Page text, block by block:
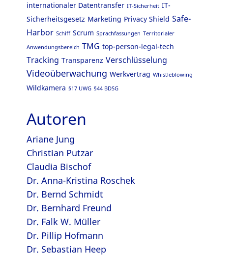
internationaler Datentransfer IT-Sicherheit IT-
Sicherheitsgesetz Marketing Privacy Shield Safe-
Harbor Schiff Scrum Sprachfassungen Territorialer
Anwendungsbereich TMG top-person-legal-tech
Tracking Transparenz Verschlüsselung
Videoüberwachung Werkvertrag Whistleblowing
Wildkamera §17 UWG §44 BDSG
Autoren
Ariane Jung
Christian Putzar
Claudia Bischof
Dr. Anna-Kristina Roschek
Dr. Bernd Schmidt
Dr. Bernhard Freund
Dr. Falk W. Müller
Dr. Pillip Hofmann
Dr. Sebastian Heep